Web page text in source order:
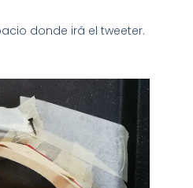
donde irá el tweeter.